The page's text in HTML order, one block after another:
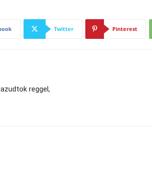
Twitter Pinterest
reggel,